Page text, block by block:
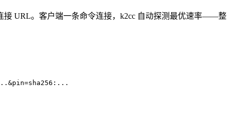
URL。客户端一条命令连接，k2cc 自动探测最优速率——整